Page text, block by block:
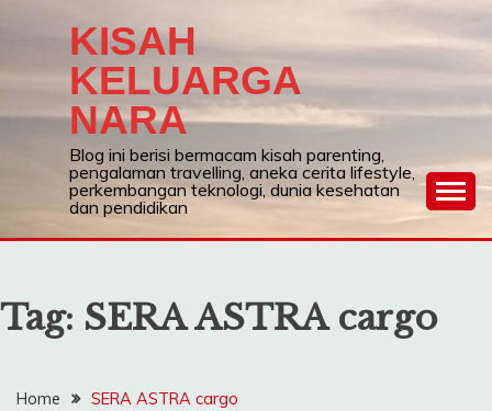
KISAH
KELUARGA
NARA
Blog ini berisi bermacam kisah parenting,
pengalaman travelling, aneka cerita lifestyle,
perkembangan teknologi, dunia kesehatan
dan pendidikan
Tag: SERA ASTRA cargo
Home SERA ASTRA cargo